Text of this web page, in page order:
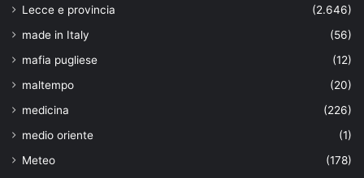
Lecce e provincia
(2.646)
made in Italy
(56)
mafia pugliese
(12)
maltempo
(20)
medicina
(226)
medio oriente
(1)
Meteo
(178)